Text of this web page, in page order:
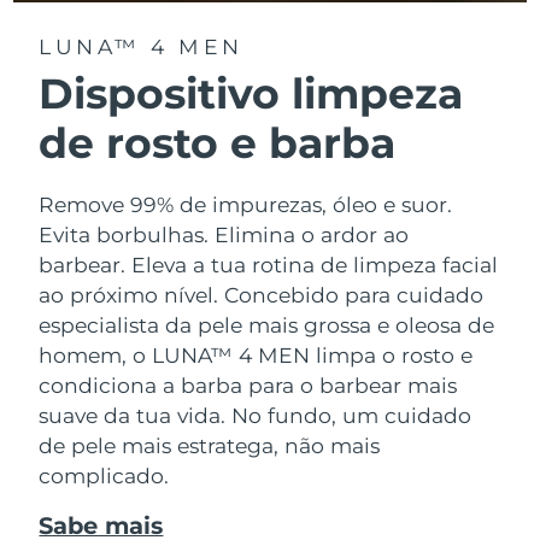
LUNA™ 4 MEN
Dispositivo limpeza
de rosto e barba
Remove 99% de impurezas, óleo e suor.
Evita borbulhas. Elimina o ardor ao
barbear. Eleva a tua rotina de limpeza facial
ao próximo nível. Concebido para cuidado
especialista da pele mais grossa e oleosa de
homem, o LUNA™ 4 MEN limpa o rosto e
condiciona a barba para o barbear mais
suave da tua vida. No fundo, um cuidado
de pele mais estratega, não mais
complicado.
Sabe mais
Serum
For healthy hair
18% PAP
Comprar todos
FOREO APP
SOBRE
Israel
Itália Entrega prevista08.08.2026
Japão
Jersey Entrega prevista
Cazaquistão Entrega prevista
Kuwait Entrega prevista08.08.2026
Letônia Entrega prevista08.08.2026
Líbano Entrega prevista